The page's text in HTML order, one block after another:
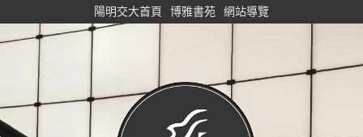
content
陽明交大首頁 博雅書苑 網站導覽